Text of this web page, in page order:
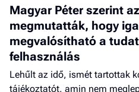
Magyar Péter szerint
megmutatták, hogy
megvalósítható a
felhasználás
Lehűlt az idő, ismét tartottak
tájékoztatót, amin nem